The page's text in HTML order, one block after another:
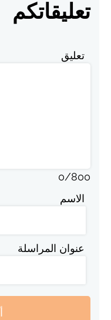
تعليقاتكم
تعليق
0/800
الاسم
عنوان المراسلة